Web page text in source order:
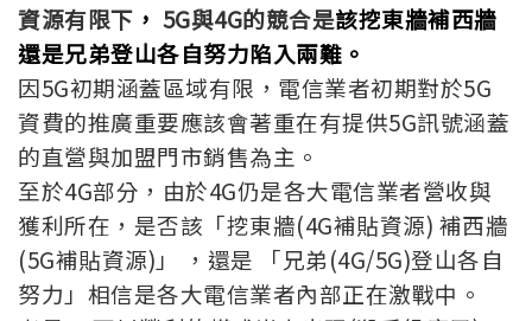
資源有限下 ， 5G與4G的競合是該挖東牆補西牆
還是兄弟登山各自努力陷入兩難。
因5G初期涵蓋區域有限，電信業者初期對於5G
資費的推廣重要應該會著重在有提供5G訊號涵蓋
的直營與加盟門市銷售為主。
至於4G部分，由於4G仍是各大電信業者營收與
獲利所在，是否該「挖東牆(4G補貼資源) 補西牆
(5G補貼資源)」 ，還是 「兄弟(4G/5G)登山各自
努力」相信是各大電信業者內部正在激戰中。